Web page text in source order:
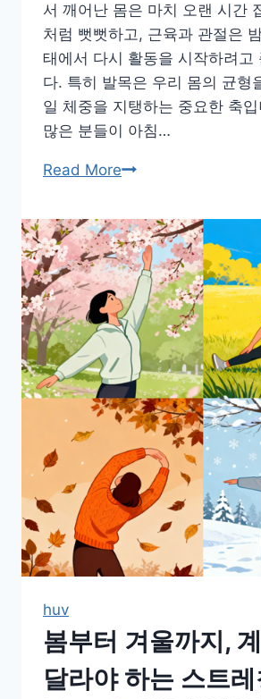
서 깨어난 몸은 마치 오랜 시간
처럼 뻣뻣하고, 근육과 관절은
태에서 다시 활동을 시작하려고
다. 특히 발목은 우리 몸의 균형
일 체중을 지탱하는 중요한 축
많은 분들이 아침…
Read More기
직
후
발
목
스
트
레
칭
으
로
몸
과
마
음
우
huv
봄부터 겨울까지,
달라야 하는 스트